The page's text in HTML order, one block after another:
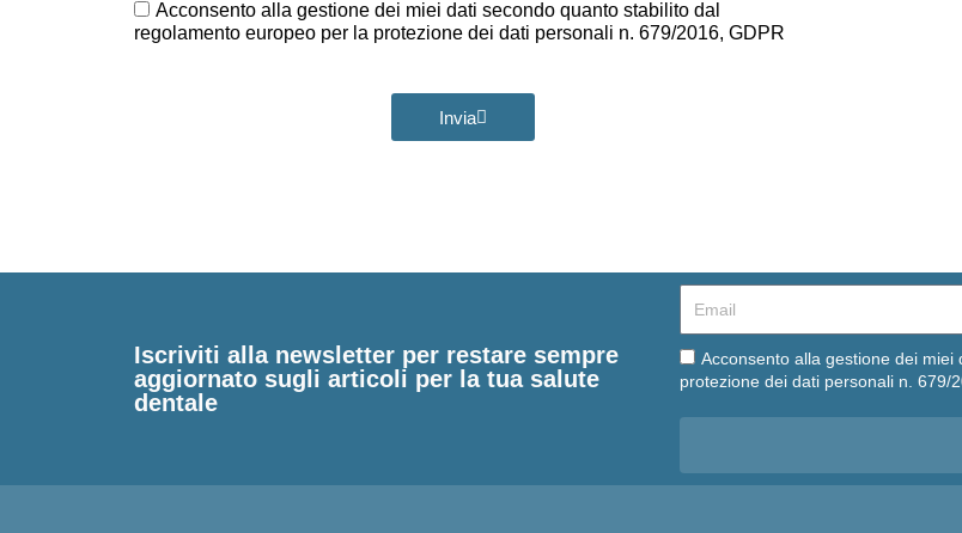
GDPR
Acconsento alla gestione dei miei dati secondo quanto stabilito dal
regolamento europeo per la protezione dei dati personali n. 679/2016, GDPR
Invia
Iscriviti alla newsletter per restare sempre
aggiornato sugli articoli per la tua salute
dentale
Email
Email
Acconsento alla gestione dei
protezione dei dati personali n. 679/